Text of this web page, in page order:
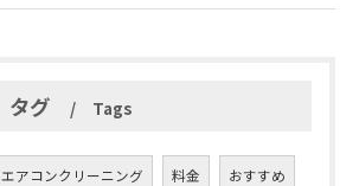
タグ Tags
エアコンクリーニング 料金 おすすめ